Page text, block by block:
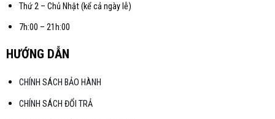
Thứ 2 – Chủ Nhật (kể cả ngày lễ)
7h:00 – 21h:00
HƯỚNG DẪN
CHÍNH SÁCH BẢO HÀNH
CHÍNH SÁCH ĐỔI TRẢ